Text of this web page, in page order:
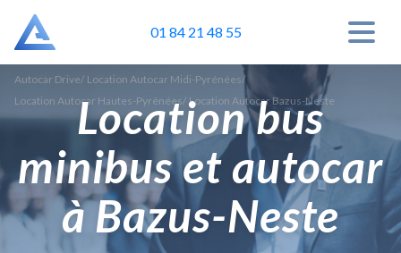
01 84 21 48 55
Autocar Drive/ Location Autocar Midi-Pyrénées/
Location Autocar Hautes-Pyrénées/ Location Autocar Bazus-Neste
Location bus
minibus et autocar
à Bazus-Neste